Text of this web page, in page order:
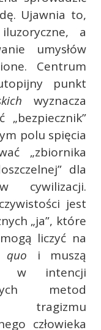
Ujawnia to,
a
umysłów
Centrum
punkt
wyznacza
polu spięcia
„zbiornika
dla
cywilizacji.
jest
„ja”, które
liczyć na
quo i muszą
w intencji
metod
tragizmu
człowieka